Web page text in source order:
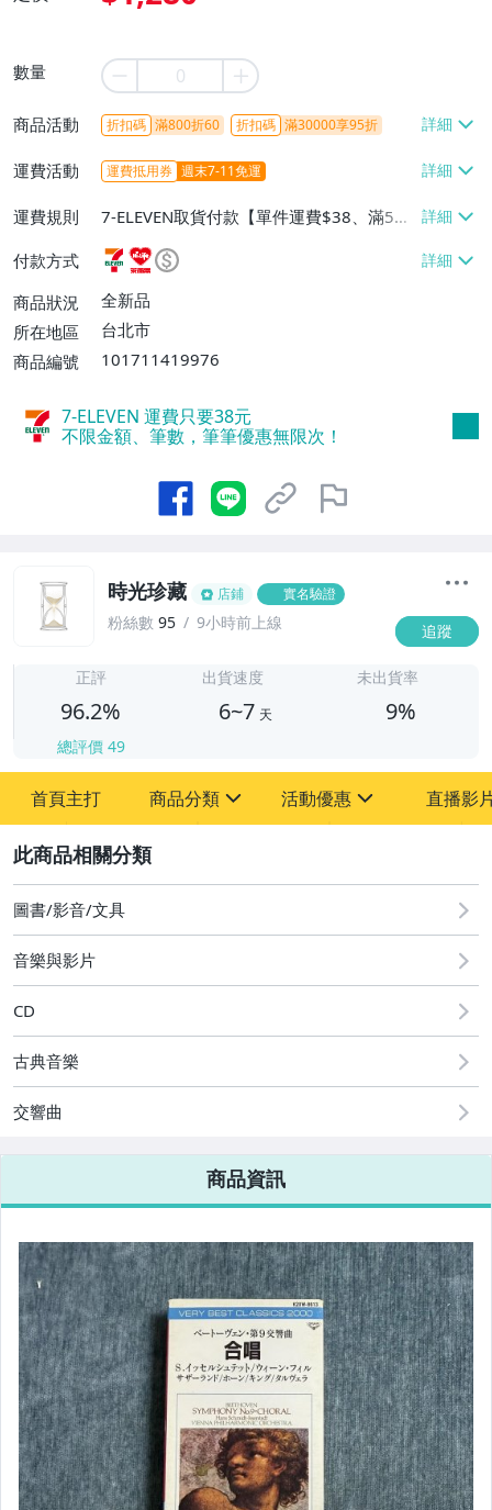
數量
商品活動 折扣碼 滿800折60 折扣碼 滿30000享95折
運費活動 運費抵用券 週末7-11免運
運費規則
7-ELEVEN取貨付款【單件運費$38、滿5件
或消費滿$1298免運費】、7-ELEVEN取貨
不付款【免運費】、萊爾富取貨付款【單件
運費$60、滿5件或消費滿$1298免運
費】、宅配/貨運【單件運費$120、滿5件
付款方式
商品狀況
全新品
所在地區
台北市
商品編號
101711419976
7-ELEVEN 運費只要38元
不限金額、筆數，筆筆優惠無限次！
時光珍藏 店鋪 實名驗證
粉絲數 95 9小時前上線 追蹤
正評
96.2%
總評價 49
出貨速度
6~7 天
未出貨率
9%
首頁主打 商品分類
其它
活動優惠
[全店] 粉絲專享
[全店] 週年慶
直播影
圖書/影音/文具
音樂與影片
CD
古典音樂
交響曲
商品資訊